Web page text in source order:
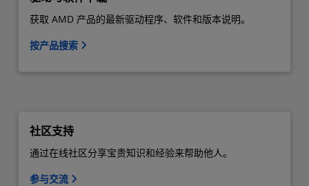
获取 AMD 产品的最新驱动程序、软件和版本说明。
按产品搜索
社区支持
通过在线社区分享宝贵知识和经验来帮助他人。
参与交流